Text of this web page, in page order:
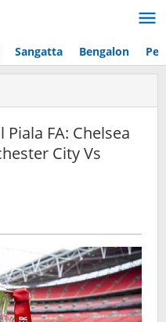
Sangatta Bengalon
FA: Chelsea
City Vs